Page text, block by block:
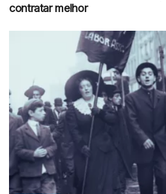
contratar melhor